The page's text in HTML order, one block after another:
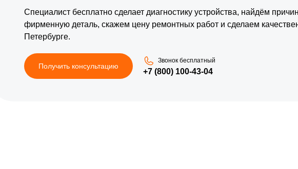
Специалист бесплатно сделает диагностику устройства, найдём
фирменную деталь, скажем цену ремонтных работ и сделаем
Петербурге.
Получить консультацию
Звонок бесплатный
+7 (800) 100-43-04